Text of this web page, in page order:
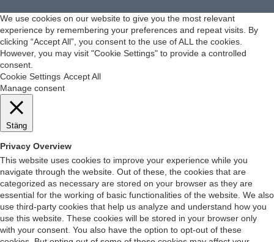
We use cookies on our website to give you the most relevant
experience by remembering your preferences and repeat visits. By
clicking “Accept All”, you consent to the use of ALL the cookies.
However, you may visit "Cookie Settings" to provide a controlled
consent.
Cookie Settings Accept All
Manage consent
Stäng
Privacy Overview
This website uses cookies to improve your experience while you
navigate through the website. Out of these, the cookies that are
categorized as necessary are stored on your browser as they are
essential for the working of basic functionalities of the website. We also
use third-party cookies that help us analyze and understand how you
use this website. These cookies will be stored in your browser only
with your consent. You also have the option to opt-out of these